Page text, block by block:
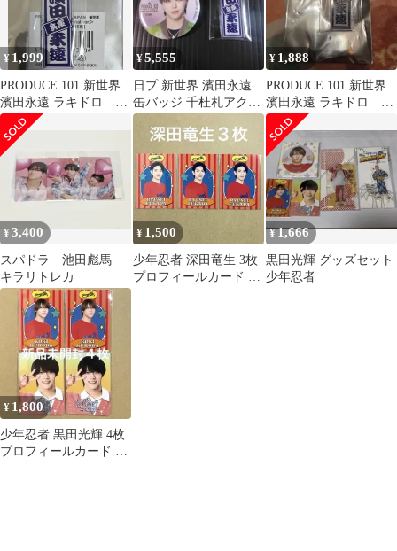
¥ 1,999
PRODUCE 101 新世界
濱田永遠 ラキドロ 千
社札アクリルチャーム
¥5,555
日プ 新世界 濱田永遠
缶バッジ 千杜札アクリ
ルめじるしチャーム ラ
キドロ
¥ 1,888
PRODUCE 101 新世界
濱田永遠 ラキドロ 千
社札アクリルチャーム
¥3,400
スパドラ 池田彪馬
キラリトレカ
¥ 1,500
少年忍者 深田竜生 3枚
プロフィールカード 新
¥1,666
黒田光輝 グッズセット
少年忍者
¥ 1,800
少年忍者 黒田光輝 4枚
プロフィールカード 新